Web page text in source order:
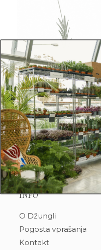
Ni vsaka sivka
INFO
O Džungli
Pogosta vprašanja
Kontakt
Dodaj v
Preberi